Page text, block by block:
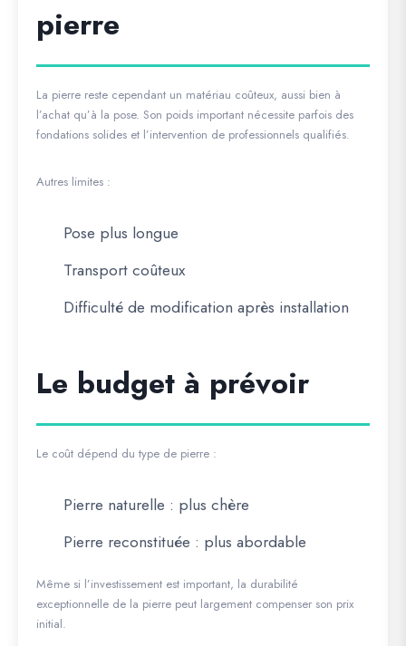
pierre
La pierre reste cependant un matériau coûteux, aussi bien à
l’achat qu’à la pose. Son poids important nécessite parfois des
fondations solides et l’intervention de professionnels qualifiés.
Autres limites :
Pose plus longue
Transport coûteux
Difficulté de modification après installation
Le budget à prévoir
Le coût dépend du type de pierre :
Pierre naturelle : plus chère
Pierre reconstituée : plus abordable
Même si l’investissement est important, la durabilité
exceptionnelle de la pierre peut largement compenser son prix
initial.